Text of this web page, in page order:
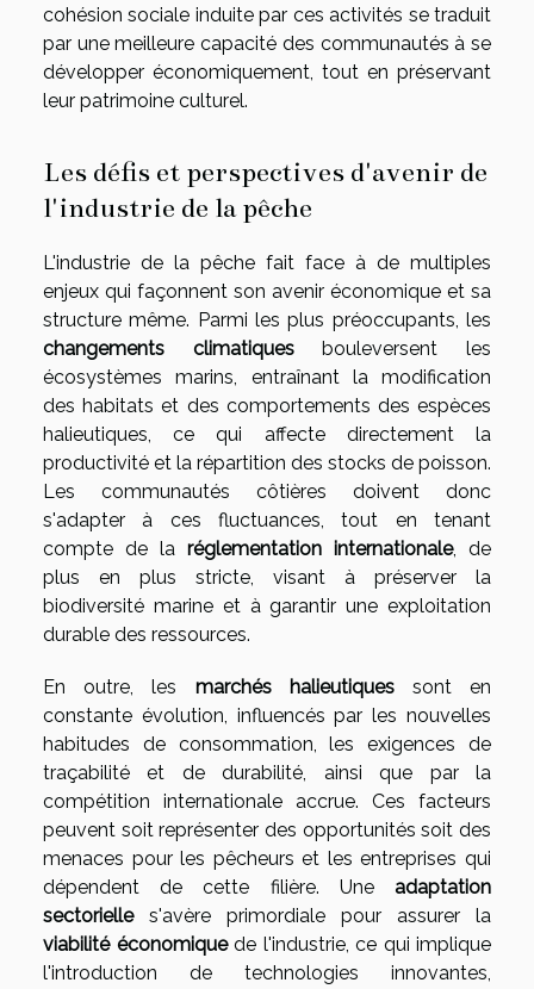
cohésion sociale induite par ces activités se traduit
par une meilleure capacité des communautés à se
développer économiquement, tout en préservant
leur patrimoine culturel.
Les défis et perspectives d'avenir de
l'industrie de la pêche
L'industrie de la pêche fait face à de multiples
enjeux qui façonnent son avenir économique et sa
structure même. Parmi les plus préoccupants, les
changements climatiquesbouleversent les
écosystèmes marins, entraînant la modification
des habitats et des comportements des espèces
halieutiques, ce qui affecte directement la
productivité et la répartition des stocks de poisson.
Les communautés côtières doivent donc
s'adapter à ces fluctuances, tout en tenant
compte de la réglementation internationale, de
plus en plus stricte, visant à préserver la
biodiversité marine et à garantir une exploitation
durable des ressources.
En outre, les marchés halieutiquessont en
constante évolution, influencés par les nouvelles
habitudes de consommation, les exigences de
traçabilité et de durabilité, ainsi que par la
compétition internationale accrue. Ces facteurs
peuvent soit représenter des opportunités soit des
menaces pour les pêcheurs et les entreprises qui
dépendent de cette filière. Une adaptation
sectorielles'avère primordiale pour assurer la
viabilité économiquede l'industrie, ce qui implique
l'introduction de technologies innovantes,